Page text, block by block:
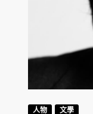
人物 文學